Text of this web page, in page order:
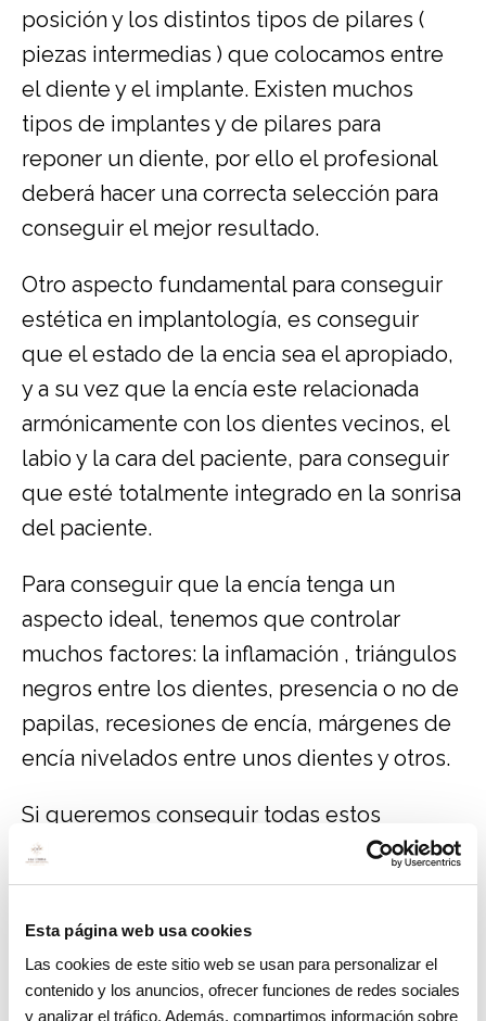
Esta página web usa cookies
Las cookies de este sitio web se usan para personalizar el
contenido y los anuncios, ofrecer funciones de redes sociales
y analizar el tráfico. Además, compartimos información sobre
posición y los distintos tipos de pilares (
piezas intermedias ) que colocamos entre
el diente y el implante. Existen muchos
tipos de implantes y de pilares para
reponer un diente, por ello el profesional
deberá hacer una correcta selección para
conseguir el mejor resultado.
Otro aspecto fundamental para conseguir
estética en implantología, es conseguir
que el estado de la encia sea el apropiado,
y a su vez que la encía este relacionada
armónicamente con los dientes vecinos, el
labio y la cara del paciente, para conseguir
que esté totalmente integrado en la sonrisa
del paciente.
Para conseguir que la encía tenga un
aspecto ideal, tenemos que controlar
muchos factores: la inflamación , triángulos
negros entre los dientes, presencia o no de
papilas, recesiones de encía, márgenes de
encía nivelados entre unos dientes y otros.
Si queremos conseguir todas estos
factores necesitamos ayudarnos en
muchos casos de prótesis provisionales
atornilladas, que nos permitirán ayudar a
moldear la encía para conseguir darle la
forma adecuada.